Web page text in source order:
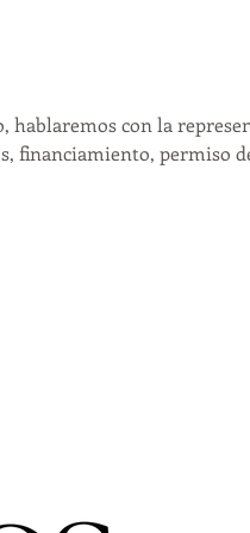
con la
financiamiento, permiso